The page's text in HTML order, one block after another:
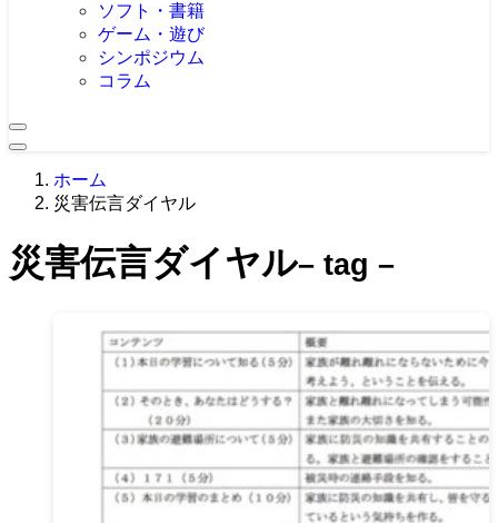
ソフト・書籍
ゲーム・遊び
シンポジウム
コラム
ホーム
災害伝言ダイヤル
災害伝言ダイヤル– tag –